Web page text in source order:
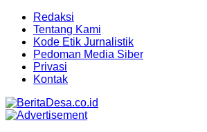
Redaksi
Tentang Kami
Kode Etik Jurnalistik
Pedoman Media Siber
Privasi
Kontak